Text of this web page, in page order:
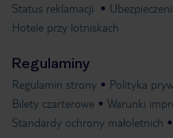
Status reklamacji
Hotele przy lotniskach
Regulaminy
Regulamin strony Polityka
Bilety czarterowe
Warunki
Standardy ochrony małoletnich